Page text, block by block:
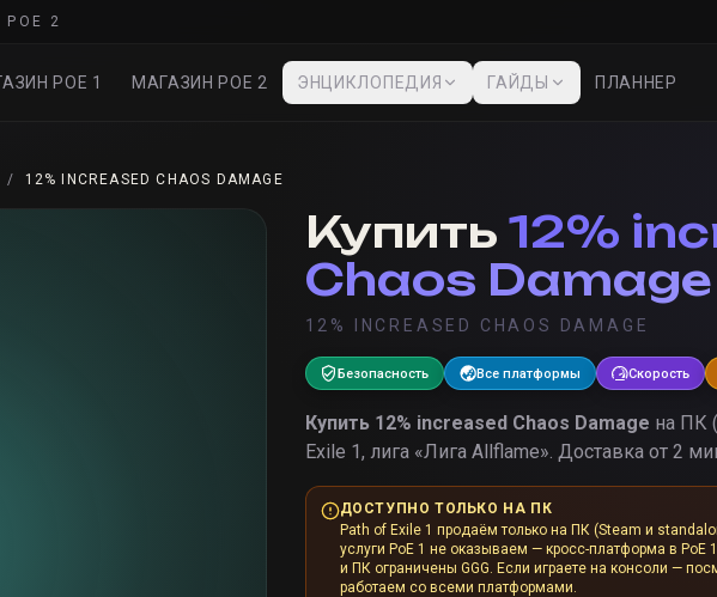
2
POE 1 МАГАЗИН POE 2 ЭНЦИКЛОПЕДИЯ ГАЙДЫ ПЛАННЕР
/ 12% INCREASED CHAOS DAMAGE
Купить 12%
Chaos Damage
12% INCREASED CHAOS DAMAGE
Безопасность Все платформы Скорость
Купить 12% increased Chaos Damage на ПК (
Exile 1, лига «Лига Allflame». Доставка от 2
ДОСТУПНО ТОЛЬКО НА ПК
Path of Exile 1 продаём только на ПК (Steam и
услуги PoE 1 не оказываем — кросс-платформа в PoE
и ПК ограничены GGG. Если играете на консоли —
работаем со всеми платформами.